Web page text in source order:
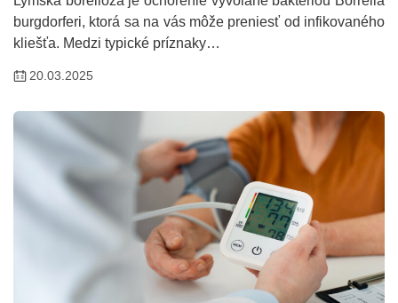
burgdorferi, ktorá sa na vás môže preniesť od infikovaného
kliešťa. Medzi typické príznaky…
20.03.2025